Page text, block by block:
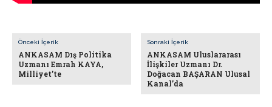
Önceki İçerik
ANKASAM Dış Politika
Uzmanı Emrah KAYA,
Milliyet’te
Sonraki İçerik
ANKASAM Uluslararası
İlişkiler Uzmanı Dr.
Doğacan BAŞARAN Ulusal
Kanal’da